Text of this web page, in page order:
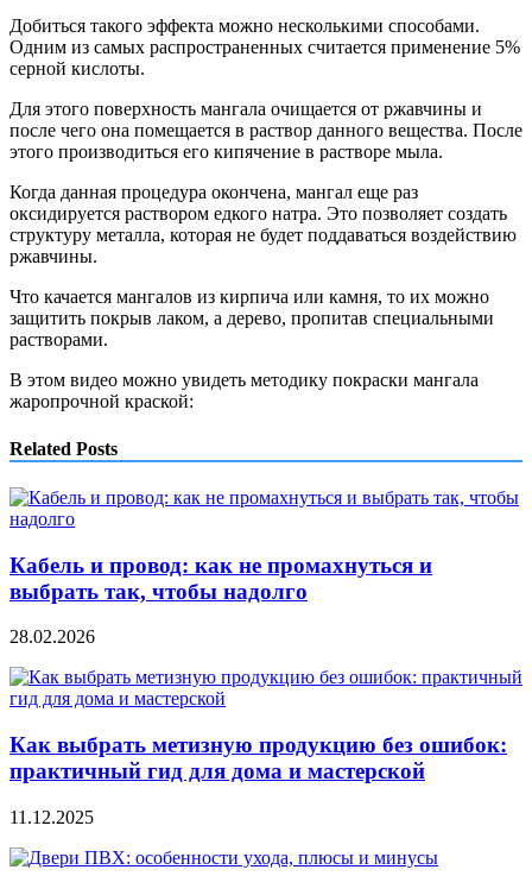
Добиться такого эффекта можно несколькими способами.
Одним из самых распространенных считается применение 5%
серной кислоты.
Для этого поверхность мангала очищается от ржавчины и
после чего она помещается в раствор данного вещества. После
этого производиться его кипячение в растворе мыла.
Когда данная процедура окончена, мангал еще раз
оксидируется раствором едкого натра. Это позволяет создать
структуру металла, которая не будет поддаваться воздействию
ржавчины.
Что качается мангалов из кирпича или камня, то их можно
защитить покрыв лаком, а дерево, пропитав специальными
растворами.
В этом видео можно увидеть методику покраски мангала
жаропрочной краской:
Related Posts
Кабель и провод: как не промахнуться и
выбрать так, чтобы надолго
28.02.2026
Как выбрать метизную продукцию без ошибок:
практичный гид для дома и мастерской
11.12.2025